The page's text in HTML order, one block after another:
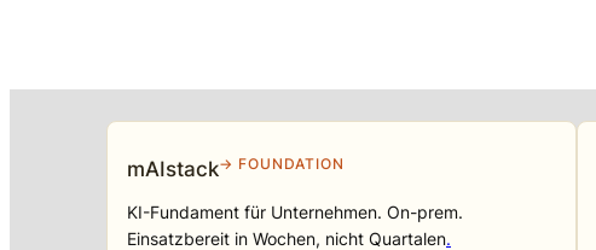
mAIstack→ FOUNDATION
KI-Fundament für Unternehmen. On-prem.
Einsatzbereit in Wochen, nicht Quartalen.